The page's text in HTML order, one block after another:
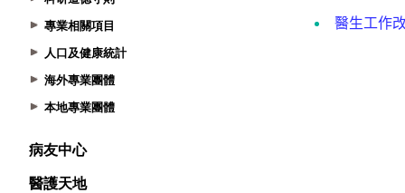
專業相關項目
人口及健康統計
海外專業團體
本地專業團體
病友中心
醫護天地